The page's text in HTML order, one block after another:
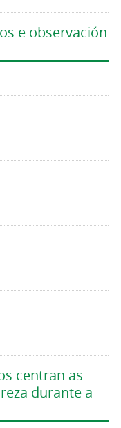
e observación
centran as
durante a